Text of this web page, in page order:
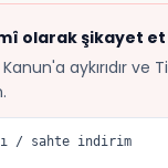
olarak şikayet et
Kanun'a aykırıdır
/ sahte indirim